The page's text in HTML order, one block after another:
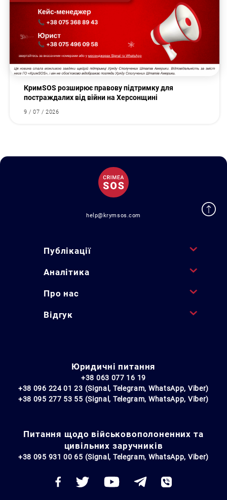
КримSOS розширює правову підтримку для
постраждалих від війни на Херсонщині
9 / 07 / 2026
help@krymsos.com
Публікації
Аналітика
Про нас
Відгук
Юридичні питання
+38 063 077 16 19
+38 096 224 01 23 (Signal, Telegram, WhatsApp, Viber)
+38 095 277 53 55 (Signal, Telegram, WhatsApp, Viber)
Питання щодо військовополоненних та
цивільних заручників
+38 095 931 00 65 (Signal, Telegram, WhatsApp, Viber)